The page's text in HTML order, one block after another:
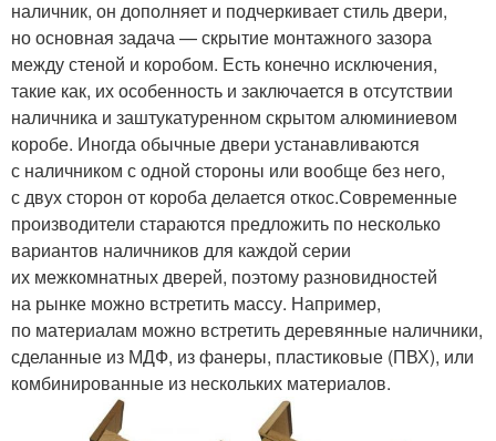
наличник, он дополняет и подчеркивает стиль двери,
но основная задача — скрытие монтажного зазора
между стеной и коробом. Есть конечно исключения,
такие как, их особенность и заключается в отсутствии
наличника и заштукатуренном скрытом алюминиевом
коробе. Иногда обычные двери устанавливаются
с наличником с одной стороны или вообще без него,
с двух сторон от короба делается откос.Современные
производители стараются предложить по несколько
вариантов наличников для каждой серии
их межкомнатных дверей, поэтому разновидностей
на рынке можно встретить массу. Например,
по материалам можно встретить деревянные наличники,
сделанные из МДФ, из фанеры, пластиковые (ПВХ), или
комбинированные из нескольких материалов.